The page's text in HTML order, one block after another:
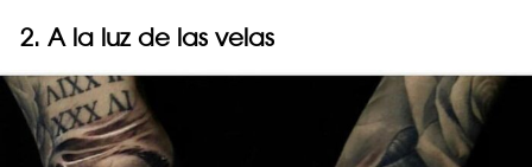
2. A la luz de las velas